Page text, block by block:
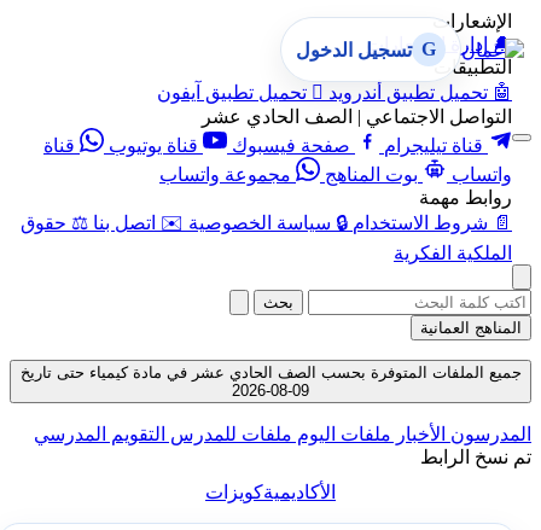
الإشعارات
🔔 إدارة الإشعارات
التطبيقات
🤖 تحميل تطبيق أندرويد  تحميل تطبيق آيفون
التواصل الاجتماعي | الصف الحادي عشر
قناة تيليجرام
صفحة فيسبوك قناة يوتيوب
قناة
واتساب
بوت المناهج
مجموعة واتساب
روابط مهمة
📄 شروط الاستخدام 🔒 سياسة الخصوصية ✉️ اتصل بنا ⚖️ حقوق
الملكية الفكرية
G تسجيل الدخول
بحث
المناهج العمانية
جميع الملفات المتوفرة بحسب الصف الحادي عشر في مادة كيمياء حتى تاريخ
09-08-2026
المدرسون الأخبار ملفات اليوم ملفات للمدرس التقويم المدرسي
تم نسخ الرابط
الأكاديميةكويزات